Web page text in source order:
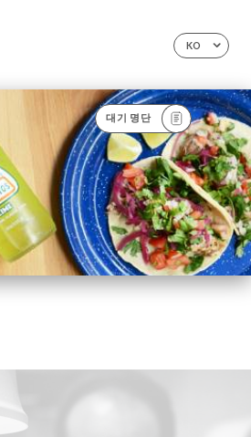
KO
대기 명단